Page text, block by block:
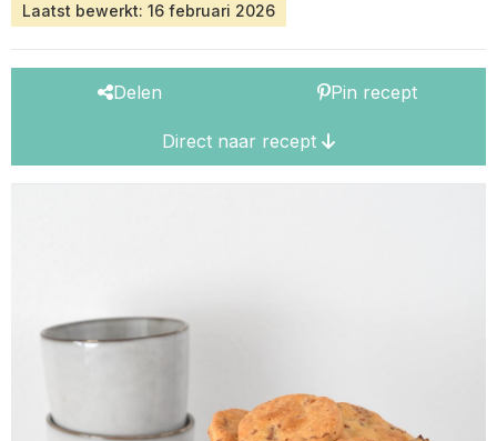
Laatst bewerkt: 16 februari 2026
Delen Pin recept
Direct naar recept